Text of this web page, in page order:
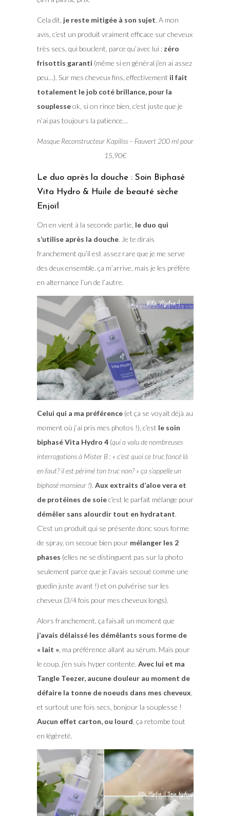
Cela dit, je reste mitigée à son sujet. A mon
avis, c’est un produit vraiment efficace sur cheveux
très secs, qui bouclent, parce qu’avec lui : zéro
frisottis garanti (même si en général j’en ai assez
peu…). Sur mes cheveux fins, effectivement il fait
totalement le job coté brillance, pour la
souplesseok, si on rince bien, c’est juste que je
n’ai pas toujours la patience…
Masque Reconstructeur Kapiliss – Fauvert 200 ml pour
15,90€
Le duo après la douche : Soin Biphasé
Vita Hydro & Huile de beauté sèche
Enjoïl
On en vient à la seconde partie, le duo qui
s’utilise après la douche. Je te dirais
franchement qu’il est assez rare que je me serve
des deux ensemble. ça m’arrive, mais je les préfère
en alternance l’un de l’autre.
Celui qui a ma préférence(et ça se voyait déjà au
moment où j’ai pris mes photos !), c’est le soin
biphasé Vita Hydro 4(qui a valu de nombreuses
interrogations à Mister B : « c’est quoi ce truc foncé là
en faut? il est périmé ton truc non? » ça s’appelle un
biphasé monsieur !). Aux extraits d’aloe vera et
de protéines de soiec’est le parfait mélange pour
démêler sans alourdir tout en hydratant.
C’est un produit qui se présente donc sous forme
de spray, on secoue bien pour mélanger les 2
phases (elles ne se distinguent pas sur la photo
seulement parce que je l’avais secoué comme une
guedin juste avant !) et on pulvérise sur les
cheveux (3/4 fois pour mes cheveux longs).
Alors franchement, ça faisait un moment que
j’avais délaissé les démêlants sous forme de
« lait », ma préférence allant au sérum. Mais pour
le coup, j’en suis hyper contente. Avec lui et ma
Tangle Teezer, aucune douleur au moment de
défaire la tonne de noeuds dans mes cheveux
et surtout une fois secs, bonjour la souplesse !
Aucun effet carton, ou lourd , ça retombe tout
en légèreté.